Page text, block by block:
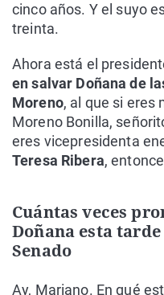
cinco años. Y el suyo
treinta.
Ahora está el
en salvar Doñana de
Moreno, al que si eres
Moreno Bonilla,
eres vicepresidenta
Teresa Ribera,
Cuántas veces
Doñana esta
Senado
Ay, Mariano. En qué